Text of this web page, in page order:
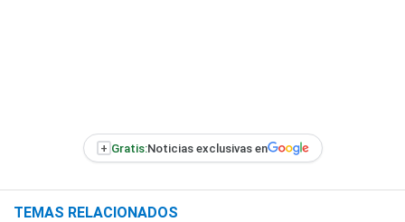
+ Gratis:Noticias exclusivas en
TEMAS RELACIONADOS